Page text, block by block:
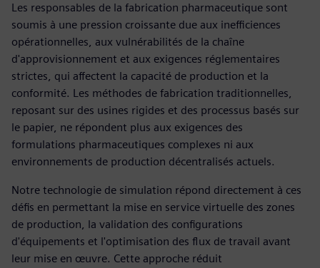
Les responsables de la fabrication pharmaceutique sont
soumis à une pression croissante due aux inefficiences
opérationnelles, aux vulnérabilités de la chaîne
d'approvisionnement et aux exigences réglementaires
strictes, qui affectent la capacité de production et la
conformité. Les méthodes de fabrication traditionnelles,
reposant sur des usines rigides et des processus basés sur
le papier, ne répondent plus aux exigences des
formulations pharmaceutiques complexes ni aux
environnements de production décentralisés actuels.
Notre technologie de simulation répond directement à ces
défis en permettant la mise en service virtuelle des zones
de production, la validation des configurations
d'équipements et l'optimisation des flux de travail avant
leur mise en œuvre. Cette approche réduit